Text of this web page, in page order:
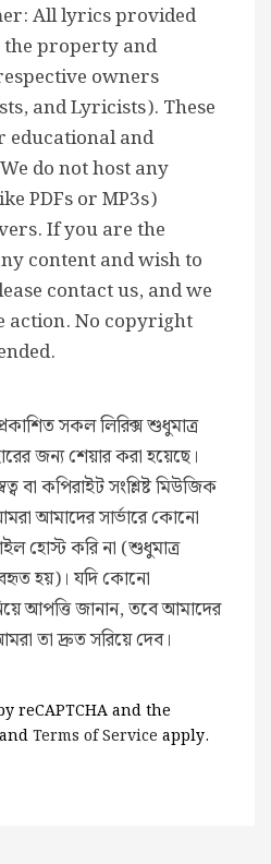
All lyrics provided
property and
owners
and Lyricists). These
educational and
do not host any
PDFs or MP3s)
If you are the
content and wish to
contact us, and we
action. No copyright
সকল লিরিক্স শুধুমাত্র
জন্য শেয়ার করা হয়েছে।
বা কপিরাইট সংশ্লিষ্ট মিউজিক
আমাদের সার্ভারে কোনো
হোস্ট করি না (শুধুমাত্র
হয়)। যদি কোনো
আপত্তি জানান, তবে আমাদের
তা দ্রুত সরিয়ে দেব।
reCAPTCHA and the
andTerms of Service apply.